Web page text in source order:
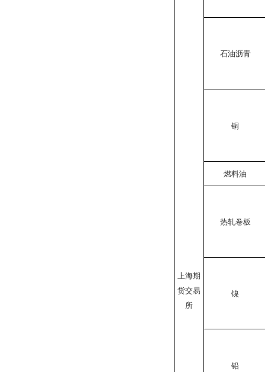
上海期
货交易
所
石油沥青
铜
燃料油
热轧卷板
镍
铅